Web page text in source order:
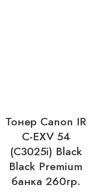
Тонер Canon IR
C-EXV 54
(C3025i) Black
Black Premium
банка 260гр.